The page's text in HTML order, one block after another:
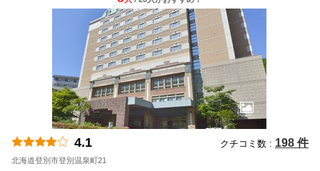
4.1 クチコミ数 : 198 件
北海道登別市登別温泉町21